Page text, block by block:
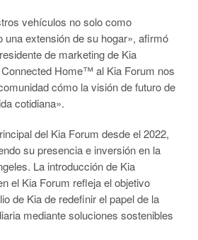
vehículos no solo como
una extensión de su hogar», afirmó
de marketing de Kia
Home™ al Kia Forum nos
cómo la visión de futuro de
cotidiana».
del Kia Forum desde el 2022,
su presencia e inversión en la
La introducción de Kia
el Kia Forum refleja el objetivo
de Kia de redefinir el papel de la
mediante soluciones sostenibles